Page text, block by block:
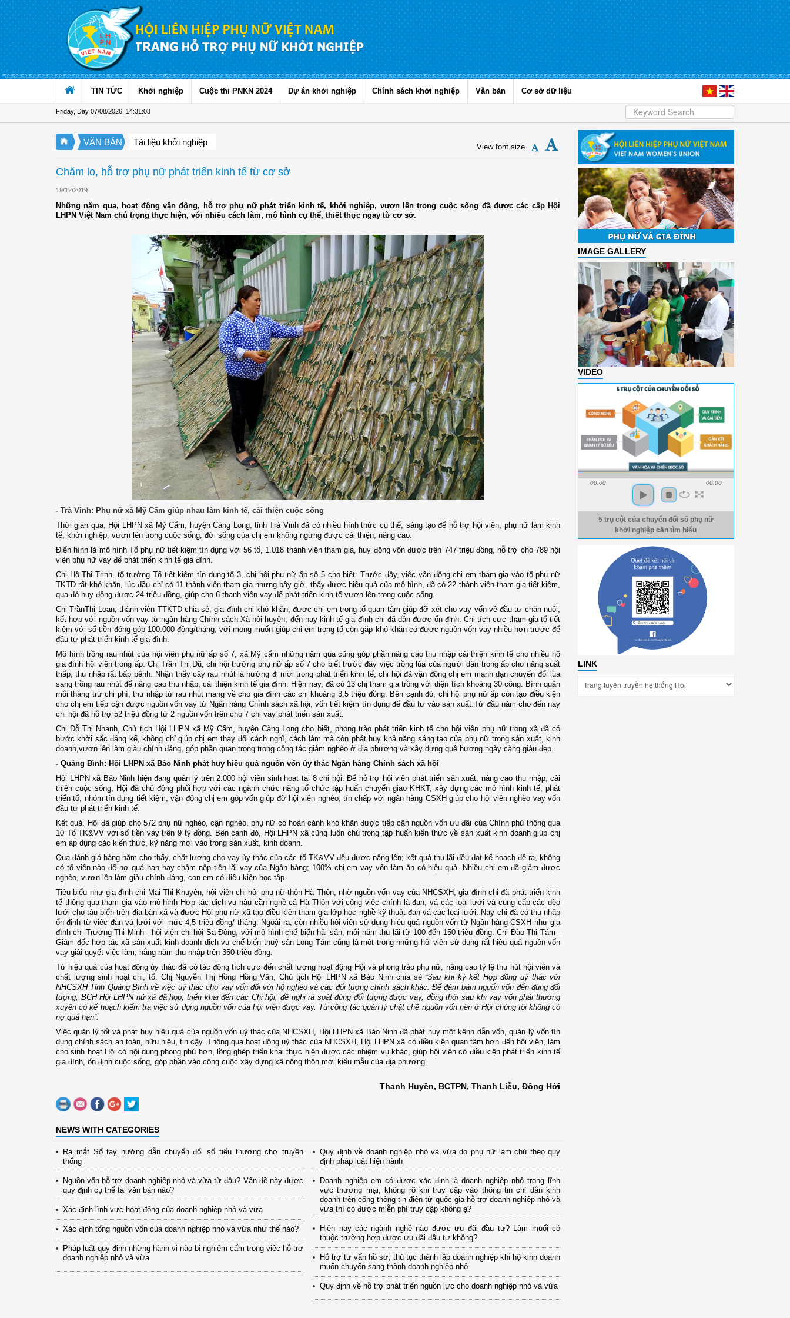
Skip to Content
TIN TỨC Khởi nghiệp Cuộc thi PNKN 2024 Dự án khởi nghiệp Chính sách khởi nghiệp Văn bản Cơ sở dữ liệu
Friday, Day 07/08/2026 14:31:04
VĂN BẢN Tài liệu khởi nghiệp View font size
Chăm lo, hỗ trợ phụ nữ phát triển kinh tế từ cơ sở
19/12/2019
Những năm qua, hoạt động vận động, hỗ trợ phụ nữ phát triển kinh tế, khởi nghiệp, vươn lên trong cuộc sống đã được các cấp Hội
LHPN Việt Nam chú trọng thực hiện, với nhiều cách làm, mô hình cụ thể, thiết thực ngay từ cơ sở.
- Trà Vinh: Phụ nữ xã Mỹ Cẩm giúp nhau làm kinh tế, cải thiện cuộc sống
Thời gian qua, Hội LHPN xã Mỹ Cẩm, huyện Càng Long, tỉnh Trà Vinh đã có nhiều hình thức cụ thể, sáng tạo để hỗ trợ hội viên, phụ nữ làm kinh
tế, khởi nghiệp, vươn lên trong cuộc sống, đời sống của chị em không ngừng được cải thiện, nâng cao.
Điển hình là mô hình Tổ phụ nữ tiết kiệm tín dụng với 56 tổ, 1.018 thành viên tham gia, huy động vốn được trên 747 triệu đồng, hỗ trợ cho 789 hội
viên phụ nữ vay để phát triển kinh tế gia đình.
Chị Hồ Thị Trinh, tổ trưởng Tổ tiết kiệm tín dụng tổ 3, chi hội phụ nữ ấp số 5 cho biết: Trước đây, việc vận động chị em tham gia vào tổ phụ nữ
TKTD rất khó khăn, lúc đầu chỉ có 11 thành viên tham gia nhưng bây giờ, thấy được hiệu quả của mô hình, đã có 22 thành viên tham gia tiết kiệm,
qua đó huy động được 24 triệu đồng, giúp cho 6 thanh viên vay để phát triển kinh tế vươn lên trong cuộc sống.
Chị TrầnThị Loan, thành viên TTKTD chia sẻ, gia đình chị khó khăn, được chị em trong tổ quan tâm giúp đỡ xét cho vay vốn về đầu tư chăn nuôi,
kết hợp với nguồn vốn vay từ ngân hàng Chính sách Xã hội huyện, đến nay kinh tế gia đình chị đã dần được ổn định. Chị tích cực tham gia tổ tiết
kiệm với số tiền đóng góp 100.000 đồng/tháng, với mong muốn giúp chị em trong tổ còn gặp khó khăn có được nguồn vốn vay nhiều hơn trước để
đầu tư phát triển kinh tế gia đình.
Mô hình trồng rau nhút của hội viên phụ nữ ấp số 7, xã Mỹ cẩm những năm qua cũng góp phần nâng cao thu nhập cải thiện kinh tế cho nhiều hộ
gia đình hội viên trong ấp. Chị Trần Thị Dũ, chi hội trưởng phụ nữ ấp số 7 cho biết trước đây việc trồng lúa của người dân trong ấp cho năng suất
thấp, thu nhập rất bấp bênh. Nhận thấy cây rau nhút là hướng đi mới trong phát triển kinh tế, chi hội đã vận động chị em mạnh dạn chuyển đổi lúa
sang trồng rau nhút để nâng cao thu nhập, cải thiện kinh tế gia đình. Hiện nay, đã có 13 chị tham gia trồng với diện tích khoảng 30 công. Bình quân
mỗi tháng trừ chi phí, thu nhập từ rau nhút mang về cho gia đình các chị khoảng 3,5 triệu đồng. Bên cạnh đó, chi hội phụ nữ ấp còn tạo điều kiện
cho chị em tiếp cận được nguồn vốn vay từ Ngân hàng Chính sách xã hội, vốn tiết kiệm tín dụng để đầu tư vào sản xuất.Từ đầu năm cho đến nay
chi hội đã hỗ trợ 52 triệu đồng từ 2 nguồn vốn trên cho 7 chị vay phát triển sản xuất.
Chị Đỗ Thị Nhanh, Chủ tịch Hội LHPN xã Mỹ Cẩm, huyện Càng Long cho biết, phong trào phát triển kinh tế cho hội viên phụ nữ trong xã đã có
bước khởi sắc đáng kể, không chỉ giúp chị em thay đổi cách nghĩ, cách làm mà còn phát huy khả năng sáng tạo của phụ nữ trong sản xuất, kinh
doanh,vươn lên làm giàu chính đáng, góp phần quan trọng trong công tác giảm nghèo ở địa phương và xây dựng quê hương ngày càng giàu đẹp.
- Quảng Bình: Hội LHPN xã Bảo Ninh phát huy hiệu quả nguồn vốn ủy thác Ngân hàng Chính sách xã hội
Hội LHPN xã Bảo Ninh hiện đang quản lý trên 2.000 hội viên sinh hoạt tại 8 chi hội. Để hỗ trợ hội viên phát triển sản xuất, nâng cao thu nhập, cải
thiện cuộc sống, Hội đã chủ động phối hợp với các ngành chức năng tổ chức tập huấn chuyển giao KHKT, xây dựng các mô hình kinh tế, phát
triển tổ, nhóm tín dụng tiết kiệm, vận động chị em góp vốn giúp đỡ hội viên nghèo; tín chấp với ngân hàng CSXH giúp cho hội viên nghèo vay vốn
đầu tư phát triển kinh tế.
Kết quả, Hội đã giúp cho 572 phụ nữ nghèo, cận nghèo, phụ nữ có hoàn cảnh khó khăn được tiếp cận nguồn vốn ưu đãi của Chính phủ thông qua
10 Tổ TK&VV với số tiền vay trên 9 tỷ đồng. Bên cạnh đó, Hội LHPN xã cũng luôn chú trọng tập huấn kiến thức về sản xuất kinh doanh giúp chị
em áp dụng các kiến thức, kỹ năng mới vào trong sản xuất, kinh doanh.
Qua đánh giá hàng năm cho thấy, chất lượng cho vay ủy thác của các tổ TK&VV đều được nâng lên; kết quả thu lãi đều đạt kế hoạch đề ra, không
có tổ viên nào để nợ quá hạn hay chậm nộp tiền lãi vay của Ngân hàng; 100% chị em vay vốn làm ăn có hiệu quả. Nhiều chị em đã giảm được
nghèo, vươn lên làm giàu chính đáng, con em có điều kiện học tập.
Tiêu biểu như gia đình chị Mai Thị Khuyên, hội viên chi hội phụ nữ thôn Hà Thôn, nhờ nguồn vốn vay của NHCSXH, gia đình chị đã phát triển kinh
tế thông qua tham gia vào mô hình Hợp tác dịch vụ hậu cần nghề cá Hà Thôn với công việc chính là đan, vá các loại lưới và cung cấp các dẽo
lưới cho tàu biển trên địa bàn xã và được Hội phụ nữ xã tạo điều kiện tham gia lớp học nghề kỹ thuật đan vá các loại lưới. Nay chị đã có thu nhập
ổn định từ việc đan vá lưới với mức 4,5 triệu đồng/ tháng. Ngoài ra, còn nhiều hội viên sử dụng hiệu quả nguồn vốn từ Ngân hàng CSXH như gia
đình chị Trương Thị Minh - hội viên chi hội Sa Động, với mô hình chế biến hải sản, mỗi năm thu lãi từ 100 đến 150 triệu đồng. Chị Đào Thị Tám -
Giám đốc hợp tác xã sản xuất kinh doanh dịch vụ chế biến thuỷ sản Long Tám cũng là một trong những hội viên sử dụng rất hiệu quả nguồn vốn
vay giải quyết việc làm, hằng năm thu nhập trên 350 triệu đồng.
Từ hiệu quả của hoạt động ủy thác đã có tác động tích cực đến chất lượng hoạt động Hội và phong trào phụ nữ, nâng cao tỷ lệ thu hút hội viên và
chất lượng sinh hoạt chi, tổ. Chị Nguyễn Thị Hồng Hồng Vân, Chủ tịch Hội LHPN xã Bảo Ninh chia sẻ “Sau khi ký kết Hợp đồng uỷ thác với
NHCSXH Tỉnh Quảng Bình về việc uỷ thác cho vay vốn đối với hộ nghèo và các đối tượng chính sách khác. Để đảm bảm nguốn vốn đến đúng đối
tượng, BCH Hội LHPN nữ xã đã họp, triển khai đến các Chi hội, đề nghị rà soát đúng đối tượng được vay, đồng thời sau khi vay vốn phải thường
xuyên có kế hoạch kiểm tra việc sử dụng nguồn vốn của hội viên được vay. Từ công tác quản lý chặt chẽ nguồn vốn nên ở Hội chúng tôi không có
nợ quá hạn”.
Việc quản lý tốt và phát huy hiệu quả của nguồn vốn uỷ thác của NHCSXH, Hội LHPN xã Bảo Ninh đã phát huy một kênh dẫn vốn, quản lý vốn tín
dụng chính sách an toàn, hữu hiệu, tin cậy. Thông qua hoạt động uỷ thác của NHCSXH, Hội LHPN xã có điều kiện quan tâm hơn đến hội viên, làm
cho sinh hoạt Hội có nội dung phong phú hơn, lồng ghép triển khai thực hiện được các nhiệm vụ khác, giúp hội viên có điều kiện phát triển kinh tế
gia đình, ổn định cuộc sống, góp phần vào công cuộc xây dựng xã nông thôn mới kiểu mẫu của địa phương.
Thanh Huyền, BCTPN, Thanh Liễu, Đồng Hới
NEWS WITH CATEGORIES
Ra mắt Sổ tay hướng dẫn chuyển đổi số tiểu thương chợ truyền
thống
Nguồn vốn hỗ trợ doanh nghiệp nhỏ và vừa từ đâu? Vấn đề này được
quy định cụ thể tại văn bản nào?
Xác định lĩnh vực hoạt động của doanh nghiệp nhỏ và vừa
Xác định tổng nguồn vốn của doanh nghiệp nhỏ và vừa như thế nào?
Pháp luật quy định những hành vi nào bị nghiêm cấm trong việc hỗ trợ
doanh nghiệp nhỏ và vừa
Quy định về doanh nghiệp nhỏ và vừa do phụ nữ làm chủ theo quy
định pháp luật hiện hành
Doanh nghiệp em có được xác định là doanh nghiệp nhỏ trong lĩnh
vực thương mại, không rõ khi truy cập vào thông tin chỉ dẫn kinh
doanh trên cổng thông tin điện tử quốc gia hỗ trợ doanh nghiệp nhỏ và
vừa thì có được miễn phí truy cập không ạ?
Hiện nay các ngành nghề nào được ưu đãi đầu tư? Làm muối có
thuộc trường hợp được ưu đãi đầu tư không?
Hỗ trợ tư vấn hồ sơ, thủ tục thành lập doanh nghiệp khi hộ kinh doanh
muốn chuyển sang thành doanh nghiệp nhỏ
Quy định về hỗ trợ phát triển nguồn lực cho doanh nghiệp nhỏ và vừa
IMAGE GALLERY
VIDEO
00:00 00:00
5 trụ cột của chuyển đổi số phụ nữ
khởi nghiệp cần tìm hiểu
LINK